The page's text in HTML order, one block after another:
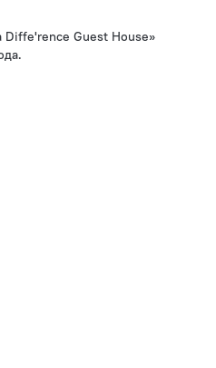
Diffe'rence Guest House»